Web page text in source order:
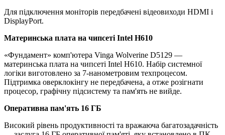
Для підключення моніторів передбачені відеовиходи HDMI і
DisplayPort.
Материнська плата на чипсеті Intel H610
«Фундамент» комп'ютера Vinga Wolverine D5129 —
материнська плата на чипсеті Intel H610. Набір системної
логіки виготовлено за 7-нанометровим техпроцесом.
Підтримка оверклокінгу не передбачена, а отже розігнати
процесор, графічну підсистему та пам'ять не вийде.
Оперативна пам'ять 16 ГБ
Високий рівень продуктивності та вражаюча багатозадачність